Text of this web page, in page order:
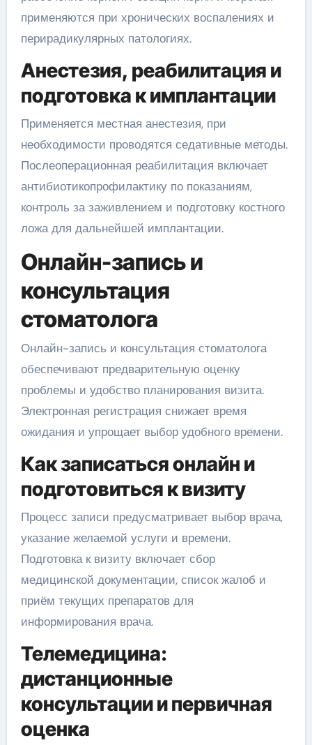
применяются при хронических воспалениях и
перирадикулярных патологиях.
Анестезия, реабилитация и
подготовка к имплантации
Применяется местная анестезия, при
необходимости проводятся седативные методы.
Послеоперационная реабилитация включает
антибиотикопрофилактику по показаниям,
контроль за заживлением и подготовку костного
ложа для дальнейшей имплантации.
Онлайн-запись и
консультация
стоматолога
Онлайн-запись и консультация стоматолога
обеспечивают предварительную оценку
проблемы и удобство планирования визита.
Электронная регистрация снижает время
ожидания и упрощает выбор удобного времени.
Как записаться онлайн и
подготовиться к визиту
Процесс записи предусматривает выбор врача,
указание желаемой услуги и времени.
Подготовка к визиту включает сбор
медицинской документации, список жалоб и
приём текущих препаратов для
информирования врача.
Телемедицина:
дистанционные
консультации и первичная
оценка